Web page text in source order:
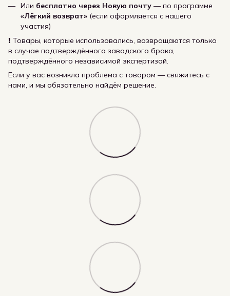
Или бесплатно через Новую почту — по программе
«Лёгкий возврат» (если оформляется с нашего
участия)
❗ Товары, которые использовались, возвращаются только
в случае подтверждённого заводского брака,
подтверждённого независимой экспертизой.
Если у вас возникла проблема с товаром — свяжитесь с
нами, и мы обязательно найдём решение.